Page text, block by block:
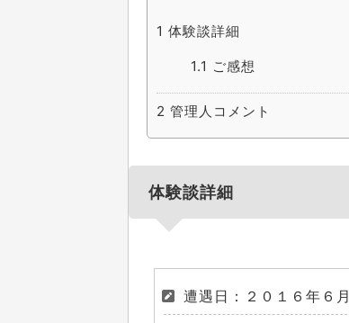
1 体験談詳細
1.1 ご感想
2 管理人コメント
体験談詳細
遭遇日：２０１６年６月